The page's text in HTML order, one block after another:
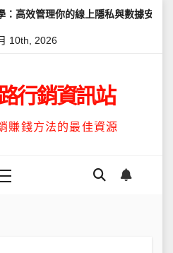
隱私與數據安全 怎麼讓
10th, 2026
行銷資訊站
賺錢方法的最佳資源